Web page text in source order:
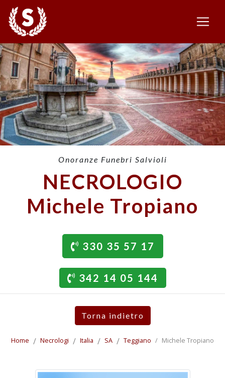
Onoranze Funebri Salvioli
NECROLOGIO
Michele Tropiano
330 35 57 17
342 14 05 144
Torna indietro
Home Necrologi Italia SA Teggiano Michele Tropiano